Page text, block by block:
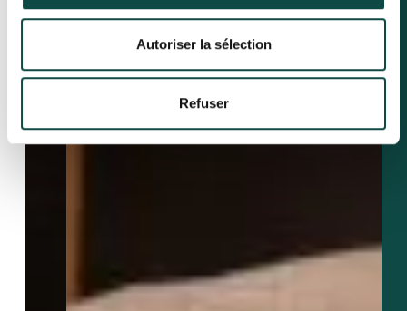
Autoriser la sélection
Refuser